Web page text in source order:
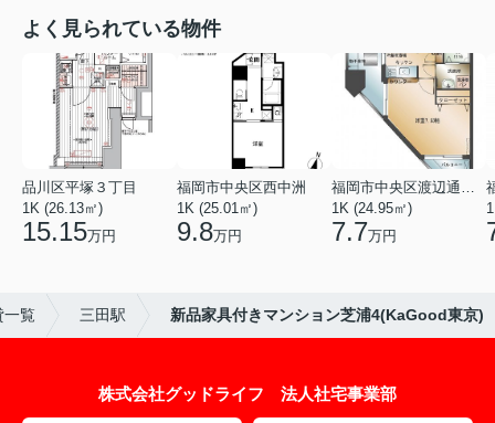
よく見られている物件
品川区平塚３丁目
1K (26.13㎡)
15.15万円
福岡市中央区西中洲
1K (25.01㎡)
9.8万円
福岡市中央区渡辺通５丁目
1K (24.95㎡)
7.7万円
一覧 三田駅 新品家具付きマンション芝浦4(KaGood東京)
株式会社グッドライフ 法人社宅事業部